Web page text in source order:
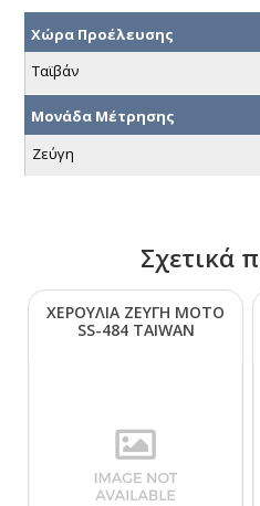
Χώρα Προέλευσης
Ταϊβάν
Μονάδα Μέτρησης
Ζεύγη
Σχετικά
ΧΕΡΟΥΛΙΑ ΖΕΥΓΗ ΜΟΤΟ
SS-484 ΤΑΙWΑΝ